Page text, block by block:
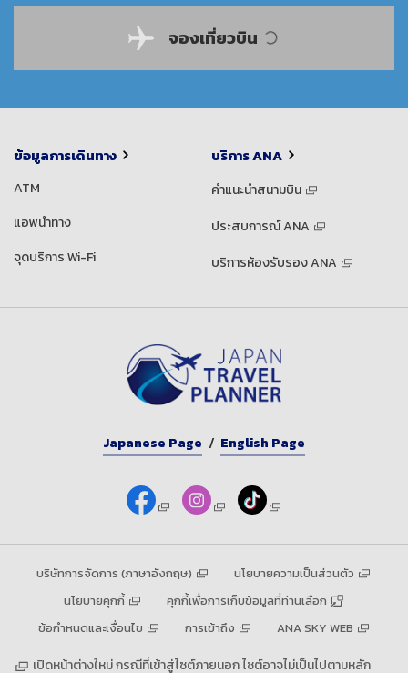
จองเที่ยวบิน
ข้อมูลการเดินทาง
ATM
แอพนำทาง
จุดบริการ Wi-Fi
บริการ ANA
คำแนะนำสนามบิน
ประสบการณ์ ANA
บริการห้องรับรอง ANA
Japanese Page English Page
บริษัทการจัดการ (ภาษาอังกฤษ)
นโยบายความเป็นส่วนตัว
นโยบายคุกกี้
คุกกี้เพื่อการเก็บข้อมูลที่ท่านเลือก
ข้อกำหนดและเงื่อนไข
การเข้าถึง ANA SKY WEB
เปิดหน้าต่างใหม่ กรณีที่เข้าสู่ไซต์ภายนอก ไซต์อาจไม่เป็นไปตามหลัก